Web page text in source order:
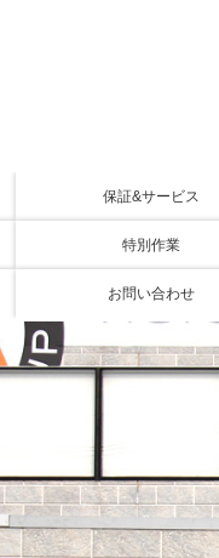
保証&サービス
特別作業
お問い合わせ